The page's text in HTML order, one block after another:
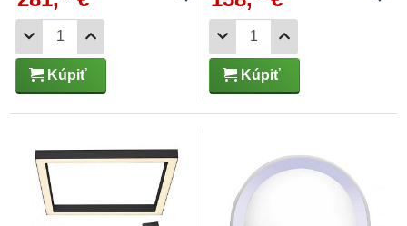
Kúpiť Kúpiť